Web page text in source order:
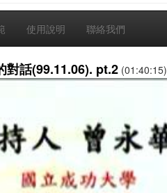
使用說明 聯絡我們
對話(99.11.06). pt.2 (01:40:15)